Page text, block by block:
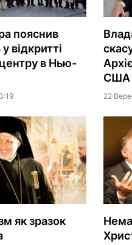
пояснив
відкритті
в Нью-
США
22
як зразок